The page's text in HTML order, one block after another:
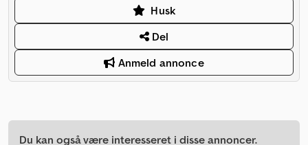
Husk
Del
Anmeld annonce
Du kan også være interesseret i disse annoncer.